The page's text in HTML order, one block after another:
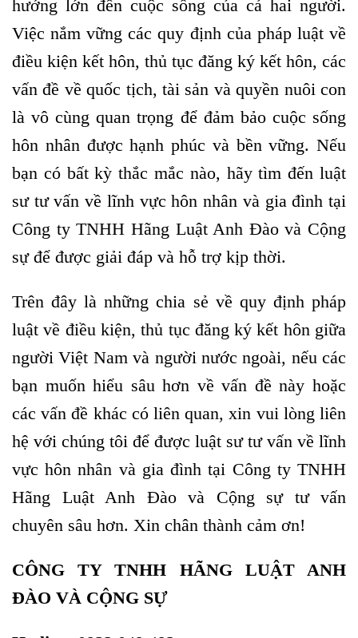
hưởng lớn đến cuộc sống của cả hai người.
Việc nắm vững các quy định của pháp luật về
điều kiện kết hôn, thủ tục đăng ký kết hôn, các
vấn đề về quốc tịch, tài sản và quyền nuôi con
là vô cùng quan trọng để đảm bảo cuộc sống
hôn nhân được hạnh phúc và bền vững. Nếu
bạn có bất kỳ thắc mắc nào, hãy tìm đến luật
sư tư vấn về lĩnh vực hôn nhân và gia đình tại
Công ty TNHH Hãng Luật Anh Đào và Cộng
sự để được giải đáp và hỗ trợ kịp thời.
Trên đây là những chia sẻ về quy định pháp
luật về điều kiện, thủ tục đăng ký kết hôn giữa
người Việt Nam và người nước ngoài, nếu các
bạn muốn hiểu sâu hơn về vấn đề này hoặc
các vấn đề khác có liên quan, xin vui lòng liên
hệ với chúng tôi để được luật sư tư vấn về lĩnh
vực hôn nhân và gia đình tại Công ty TNHH
Hãng Luật Anh Đào và Cộng sự tư vấn
chuyên sâu hơn. Xin chân thành cảm ơn!
CÔNG TY TNHH HÃNG LUẬT ANH
ĐÀO VÀ CỘNG SỰ